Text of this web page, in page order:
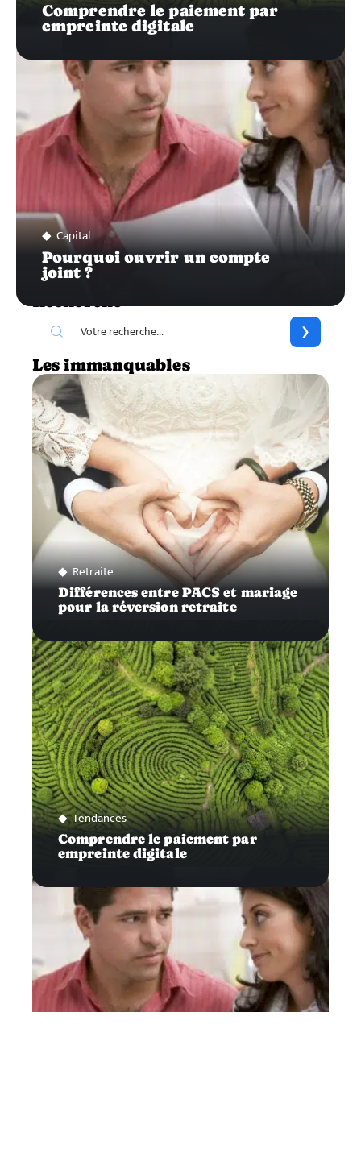
Comprendre le paiement par
empreinte digitale
Capital
Pourquoi ouvrir un compte
joint ?
Les immanquables
Retraite
Différences entre PACS et mariage
pour la réversion retraite
Tendances
Comprendre le paiement par
empreinte digitale